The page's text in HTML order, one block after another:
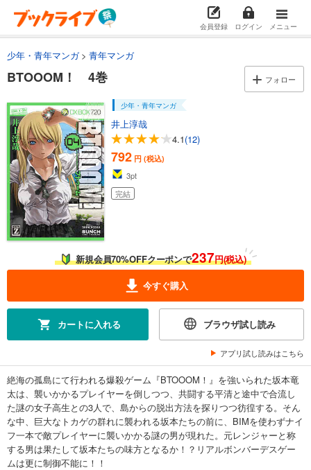
会員登録 ログイン メニュー
少年・青年マンガ 青年マンガ
BTOOOM！ 4巻 フォロー
少年・青年マンガ
井上淳哉
4.1(12)
792 円 (税込)
3pt
完結
新規会員70%OFFクーポンで237円(税込)
今すぐ購入
カートに入れる ブラウザ試し読み
アプリ試し読みはこちら
絶海の孤島にて行われる爆殺ゲーム『BTOOOM！』を強いられた坂本竜
太は、襲いかかるプレイヤーを倒しつつ、共闘する平清と途中で合流し
た謎の女子高生との3人で、島からの脱出方法を探りつつ彷徨する。そん
な中、巨大なトカゲの群れに襲われる坂本たちの前に、BIMを使わずナイ
フ一本で敵プレイヤーに襲いかかる謎の男が現れた。元レンジャーと称
する男は果たして坂本たちの味方となるか！？リアルボンバーデスゲー
ムは更に制御不能に！！